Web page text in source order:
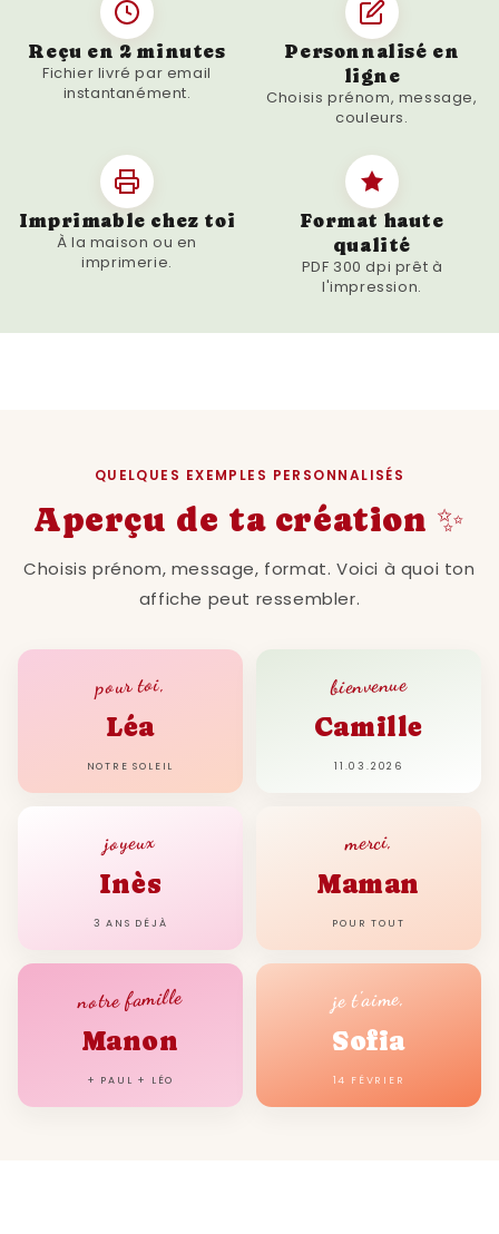
Reçu en 2 minutes
Fichier livré par email
instantanément.
Personnalisé en
ligne
Choisis prénom, message,
couleurs.
Imprimable chez toi
À la maison ou en
imprimerie.
Format haute
qualité
PDF 300 dpi prêt à
l'impression.
QUELQUES EXEMPLES PERSONNALISÉS
Aperçu de ta création ✨
Choisis prénom, message, format. Voici à quoi ton
affiche peut ressembler.
pour toi,
Léa
NOTRE SOLEIL
bienvenue
Camille
11.03.2026
joyeux
Inès
3 ANS DÉJÀ
merci,
Maman
POUR TOUT
notre famille
Manon
+ PAUL + LÉO
je t'aime,
Sofia
14 FÉVRIER